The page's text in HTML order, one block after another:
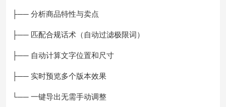
├── 分析商品特性与卖点
├── 匹配合规话术（自动过滤极限词）
├── 自动计算文字位置和尺寸
├── 实时预览多个版本效果
└── 一键导出无需手动调整